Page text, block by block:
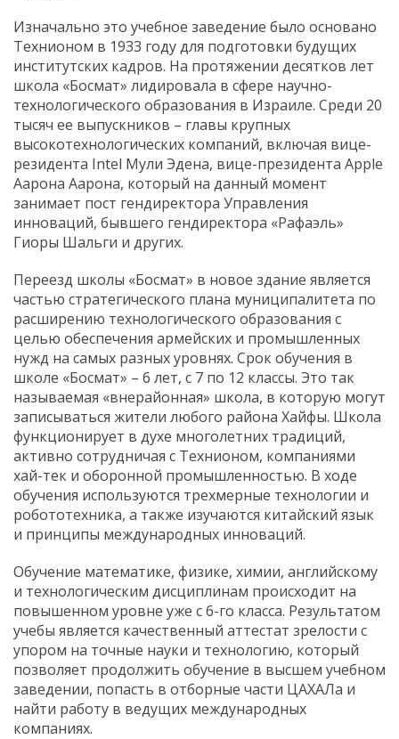
Изначально это учебное заведение было основано
Технионом в 1933 году для подготовки будущих
институтских кадров. На протяжении десятков лет
школа «Босмат» лидировала в сфере научно-
технологического образования в Израиле. Среди 20
тысяч ее выпускников – главы крупных
высокотехнологических компаний, включая вице-
резидента Intel Мули Эдена, вице-президента Apple
Аарона Аарона, который на данный момент
занимает пост гендиректора Управления
инноваций, бывшего гендиректора «Рафаэль»
Гиоры Шальги и других.
Переезд школы «Босмат» в новое здание является
частью стратегического плана муниципалитета по
расширению технологического образования с
целью обеспечения армейских и промышленных
нужд на самых разных уровнях. Срок обучения в
школе «Босмат» – 6 лет, с 7 по 12 классы. Это так
называемая «внерайонная» школа, в которую могут
записываться жители любого района Хайфы. Школа
функционирует в духе многолетних традиций,
активно сотрудничая с Технионом, компаниями
хай-тек и оборонной промышленностью. В ходе
обучения используются трехмерные технологии и
робототехника, а также изучаются китайский язык
и принципы международных инноваций.
Обучение математике, физике, химии, английскому
и технологическим дисциплинам происходит на
повышенном уровне уже с 6-го класса. Результатом
учебы является качественный аттестат зрелости с
упором на точные науки и технологию, который
позволяет продолжить обучение в высшем учебном
заведении, попасть в отборные части ЦАХАЛа и
найти работу в ведущих международных
компаниях.